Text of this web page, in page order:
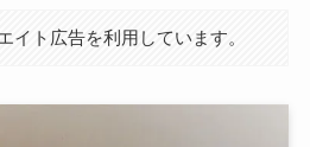
イト広告を利用しています。